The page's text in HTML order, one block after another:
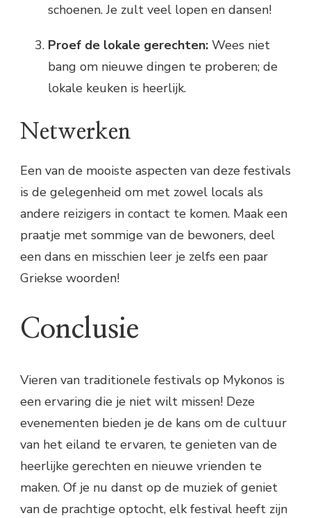
schoenen. Je zult veel lopen en dansen!
Proef de lokale gerechten: Wees niet
bang om nieuwe dingen te proberen; de
lokale keuken is heerlijk.
Netwerken
Een van de mooiste aspecten van deze festivals
is de gelegenheid om met zowel locals als
andere reizigers in contact te komen. Maak een
praatje met sommige van de bewoners, deel
een dans en misschien leer je zelfs een paar
Griekse woorden!
Conclusie
Vieren van traditionele festivals op Mykonos is
een ervaring die je niet wilt missen! Deze
evenementen bieden je de kans om de cultuur
van het eiland te ervaren, te genieten van de
heerlijke gerechten en nieuwe vrienden te
maken. Of je nu danst op de muziek of geniet
van de prachtige optocht, elk festival heeft zijn